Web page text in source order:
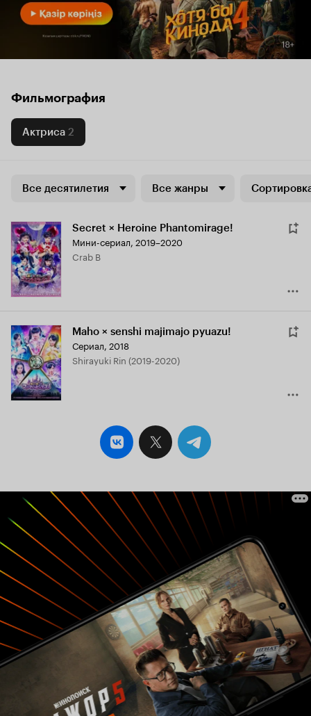
Фильмография
Актриса 2
Все десятилетия Все жанры
Secret × Heroine Phantomirage!
Мини-сериал, 2019–2020
Crab B
Maho × senshi majimajo pyuazu!
Сериал, 2018
Shirayuki Rin (2019-2020)